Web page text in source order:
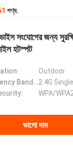
পণ্য.
সংযোগের জন্য
হটস্পট
Outdoor
Frequency Band Class:2.4G
WPA/
ভালো দাম